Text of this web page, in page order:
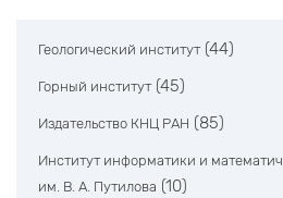
Геологический институт (44)
Горный институт (45)
Издательство КНЦ РАН (85)
Институт информатики и
им. В. А. Путилова (10)